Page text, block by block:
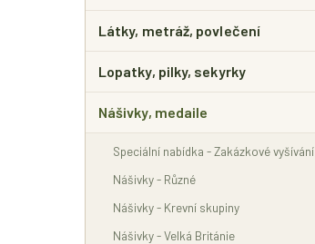
Látky, metráž, povlečení
Lopatky, pilky, sekyrky
Nášivky, medaile
Speciální nabídka - Zakázkové vyšívání
Nášivky - Různé
Nášivky - Krevní skupiny
Nášivky - Velká Británie